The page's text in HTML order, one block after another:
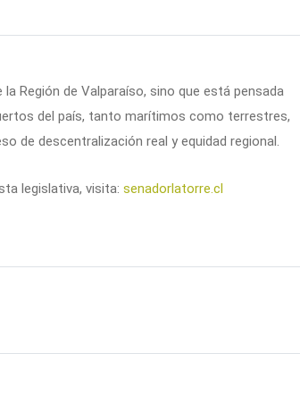
Región de Valparaíso, sino que está pensada
del país, tanto marítimos como terrestres,
de descentralización real y equidad regional.
legislativa, visita: senadorlatorre.cl